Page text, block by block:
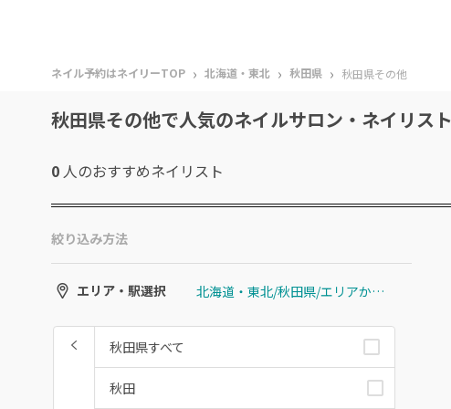
ネイル予約はネイリーTOP › 北海道・東北 › 秋田県 › 秋田県その他
秋田県その他で人気のネイルサロン・ネイリスト
0 人のおすすめネイリスト
絞り込み方法
エリア・駅選択 北海道・東北/秋田県/エリアから選ぶ/秋田県その他
秋田県すべて
秋田